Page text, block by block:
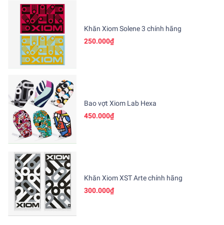
Khăn Xiom Solene 3 chính hãng
250.000₫
Bao vợt Xiom Lab Hexa
450.000₫
Khăn Xiom XST Arte chính hãng
300.000₫